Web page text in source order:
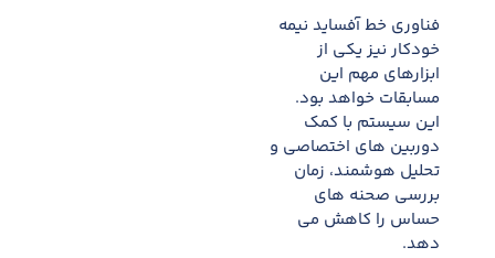
فناوری خط آفساید نیمه
خودکار نیز یکی از
ابزارهای مهم این
مسابقات خواهد بود.
این سیستم با کمک
دوربین های اختصاصی و
تحلیل هوشمند، زمان
بررسی صحنه های
حساس را کاهش می
دهد.